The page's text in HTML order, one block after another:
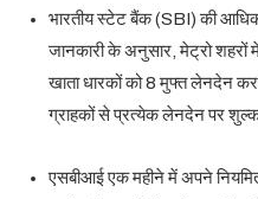
भारतीय स्टेट बैंक (SBI) की
जानकारी के अनुसार, मेट्रो
खाता धारकों को 8 मुफ्त लेनदेन
ग्राहकों से प्रत्येक लेनदेन पर शुल्क
एसबीआई एक महीने में अपने